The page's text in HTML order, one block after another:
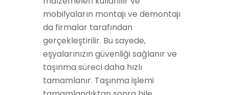
mobilyaların montajı ve demontajı
da firmalar tarafından
gerçekleştirilir. Bu sayede,
eşyalarınızın güvenliği sağlanır ve
taşınma süreci daha hızlı
tamamlanır. Taşınma işlemi